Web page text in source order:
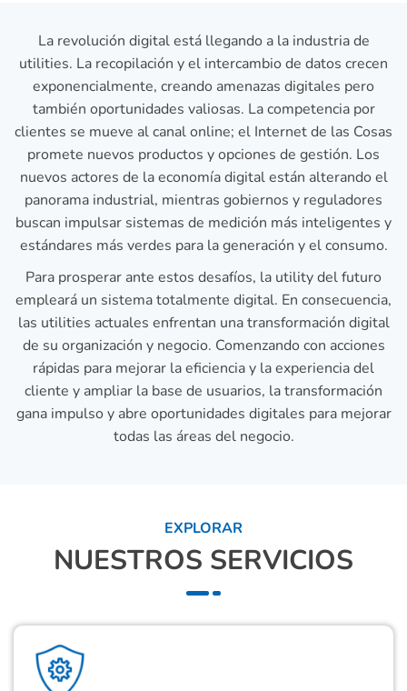
La revolución digital está llegando a la industria de
utilities. La recopilación y el intercambio de datos crecen
exponencialmente, creando amenazas digitales pero
también oportunidades valiosas. La competencia por
clientes se mueve al canal online; el Internet de las Cosas
promete nuevos productos y opciones de gestión. Los
nuevos actores de la economía digital están alterando el
panorama industrial, mientras gobiernos y reguladores
buscan impulsar sistemas de medición más inteligentes y
estándares más verdes para la generación y el consumo.
Para prosperar ante estos desafíos, la utility del futuro
empleará un sistema totalmente digital. En consecuencia,
las utilities actuales enfrentan una transformación digital
de su organización y negocio. Comenzando con acciones
rápidas para mejorar la eficiencia y la experiencia del
cliente y ampliar la base de usuarios, la transformación
gana impulso y abre oportunidades digitales para mejorar
todas las áreas del negocio.
EXPLORAR
NUESTROS SERVICIOS